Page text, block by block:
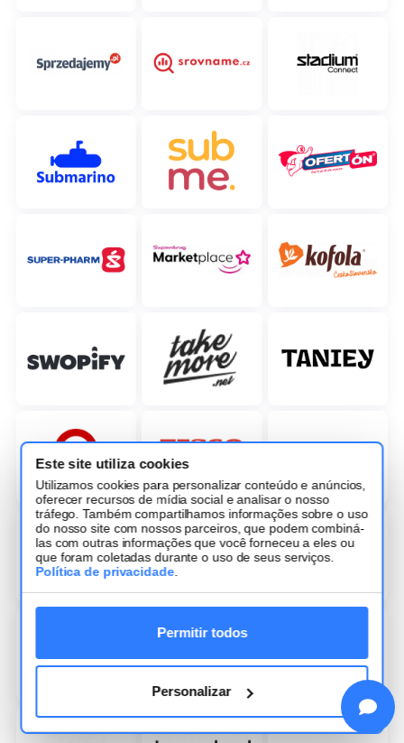
Este site utiliza cookies
Utilizamos cookies para personalizar conteúdo e anúncios,
oferecer recursos de mídia social e analisar o nosso
tráfego. Também compartilhamos informações sobre o uso
do nosso site com nossos parceiros, que podem combiná-
las com outras informações que você forneceu a eles ou
que foram coletadas durante o uso de seus serviços.
Política de privacidade
Permitir todos
Personalizar